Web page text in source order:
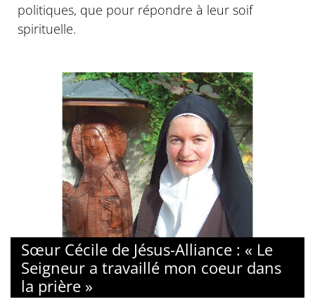
politiques, que pour répondre à leur soif
spirituelle.
Sœur Cécile de Jésus-Alliance : « Le
Seigneur a travaillé mon coeur dans
la prière »